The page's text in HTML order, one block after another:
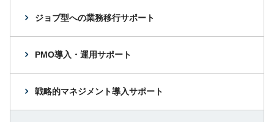
ジョブ型への業務移行サポート
PMO導入・運用サポート
戦略的マネジメント導入サポート